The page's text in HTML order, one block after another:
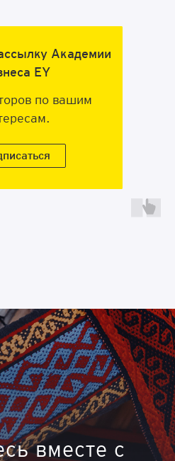
по ссылке
бизнес-игры
по вашим
Академии
EY
вместе с